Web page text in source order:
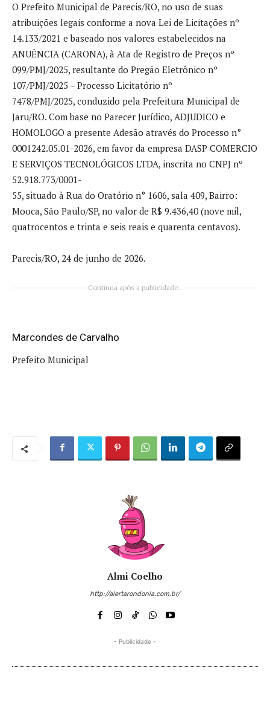
O Prefeito Municipal de Parecis/RO, no uso de suas
atribuições legais conforme a nova Lei de Licitações nº
14.133/2021 e baseado nos valores estabelecidos na
ANUÊNCIA (CARONA), à Ata de Registro de Preços nº
099/PMJ/2025, resultante do Pregão Eletrônico nº
107/PMJ/2025 – Processo Licitatório nº
7478/PMJ/2025, conduzido pela Prefeitura Municipal de
Jaru/RO. Com base no Parecer Jurídico, ADJUDICO e
HOMOLOGO a presente Adesão através do Processo n°
0001242.05.01-2026, em favor da empresa DASP COMERCIO
E SERVIÇOS TECNOLÓGICOS LTDA, inscrita no CNPJ nº
52.918.773/0001-
55, situado à Rua do Oratório n° 1606, sala 409, Bairro:
Mooca, São Paulo/SP, no valor de R$ 9.436,40 (nove mil,
quatrocentos e trinta e seis reais e quarenta centavos).
Parecis/RO, 24 de junho de 2026.
Continua após a publicidade..
Marcondes de Carvalho
Prefeito Municipal
Almi Coelho
http://alertarondonia.com.br/
- Publicidade -